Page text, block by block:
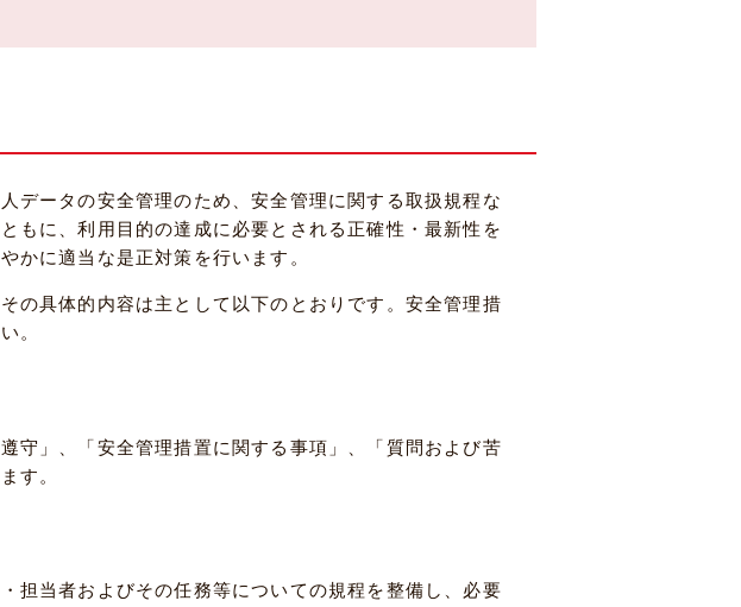
データの安全管理のため、安全管理に関する取扱規程な
もに、利用目的の達成に必要とされる正確性・最新性を
かに適当な是正対策を行います。
の具体的内容は主として以下のとおりです。安全管理措
。
守」、「安全管理措置に関する事項」、「質問および苦
す。
担当者およびその任務等についての規程を整備し、必要